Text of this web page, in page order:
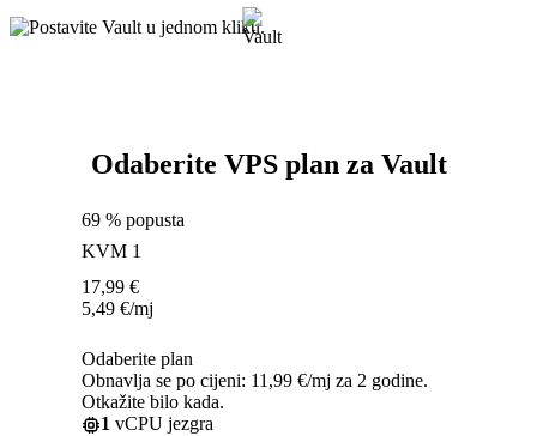
Odaberite VPS plan za Vault
69 % popusta
KVM 1
17,99 €
5,49 €/mj
Odaberite plan
Obnavlja se po cijeni: 11,99 €/mj za 2 godine.
Otkažite bilo kada.
1 vCPU jezgra